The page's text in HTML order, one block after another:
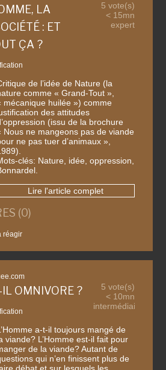
LA
: ET
ÇA ?
5 vote(s)
< 15mn
expert
de l’idée de Nature (la
comme « Grand-Tout »,
mécanique huilée ») comme
des attitudes
(issu de la brochure
Nous ne mangeons pas de viande
ne pas tuer d’animaux »,
clés: Nature, idée, oppression,
Lire l'article complet
(0)
réagir
IL OMNIVORE ?
5 vote(s)
< 10mn
intermédiaire
a-t-il toujours mangé de
viande? L’Homme est-il fait pour
de la viande? Autant de
qui n’en finissent plus de